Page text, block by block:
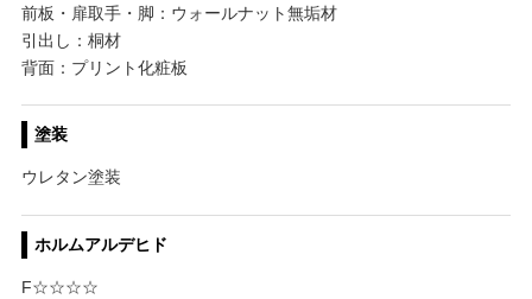
前板・扉取手・脚：ウォールナット無垢材
引出し：桐材
背面：プリント化粧板
塗装
ウレタン塗装
ホルムアルデヒド
F☆☆☆☆